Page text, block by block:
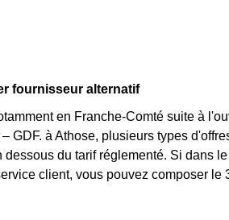
fournisseur alternatif
en Franche-Comté suite à
GDF. à Athose, plusieurs types
du tarif réglementé. Si dans
client, vous pouvez composer le